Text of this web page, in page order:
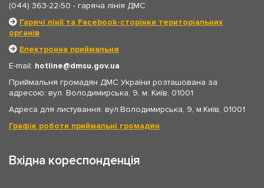
(044) 363-22-50 - гаряча лінія ДМС
Гарячі лінії та Facebook-сторінки територіальних
органів
Електронна приймальня
E-mail: hotline
dmsu.gov.ua
Приймальня громадян ДМС України розташована за
адресою: вул. Володимирська, 9, м. Київ, 01001
Адреса для листування: вул.Володимирська, 9, м.Київ, 01001
Графік роботи приймальні громадян
Вхідна кореспонденція